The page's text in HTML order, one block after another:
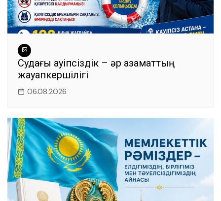
Судағы қауіпсіздік – әр азаматтың
жауапкершілігі
06.08.2026